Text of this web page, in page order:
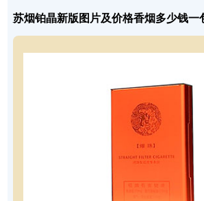
苏烟铂晶新版图片及价格香烟多少钱一